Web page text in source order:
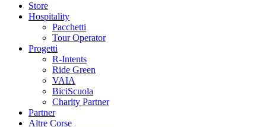
Store
Hospitality
Pacchetti
Tour Operator
Progetti
R-Intents
Ride Green
VAIA
BiciScuola
Charity Partner
Partner
Altre Corse